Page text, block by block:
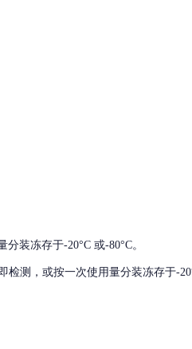
装冻存于-20°C 或-80°C。
测，或按一次使用量分装冻存于-